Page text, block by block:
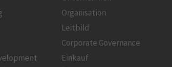
Organisation
Leitbild
Corporate Governance
Einkauf